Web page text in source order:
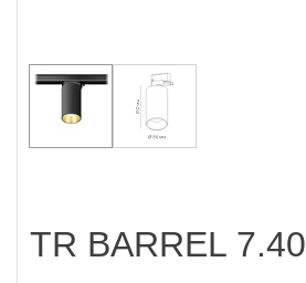
TR BARREL